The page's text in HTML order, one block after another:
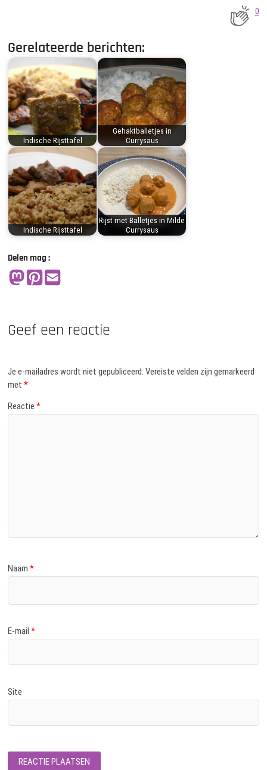
0
Gerelateerde berichten:
Indische Rijsttafel
Gehaktballetjes in
Currysaus
Indische Rijsttafel
Rijst met Balletjes in Milde
Currysaus
Delen mag :
Geef een reactie
Je e-mailadres wordt niet gepubliceerd. Vereiste velden zijn gemarkeerd
met*
Reactie*
Naam*
E-mail*
Site